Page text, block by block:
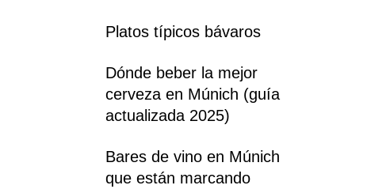
Platos típicos bávaros
Dónde beber la mejor
cerveza en Múnich (guía
actualizada 2025)
Bares de vino en Múnich
que están marcando